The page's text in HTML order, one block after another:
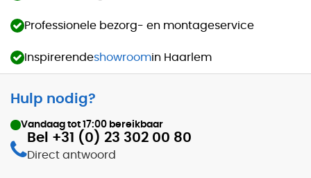
Professionele bezorg- en montageservice
Inspirerendeshowroomin Haarlem
Hulp nodig?
Vandaag tot 17:00 bereikbaar
Bel +31 (0) 23 302 00 80
Direct antwoord